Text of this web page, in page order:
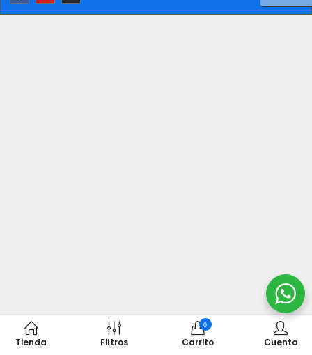
Tienda Filtros
0
Carrito Cuenta